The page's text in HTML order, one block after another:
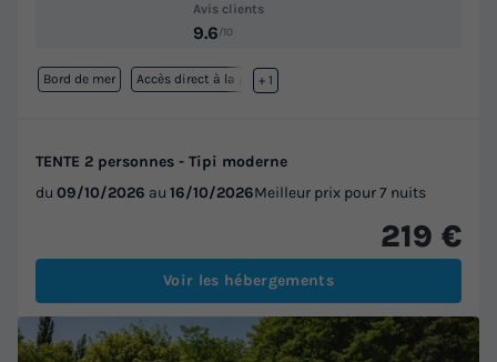
Avis clients
9.6/10
Bord de mer Accès direct à la plage
+ 1
TENTE 2 personnes - Tipi moderne
du 09/10/2026 au 16/10/2026Meilleur prix pour 7 nuits
219 €
Voir les hébergements